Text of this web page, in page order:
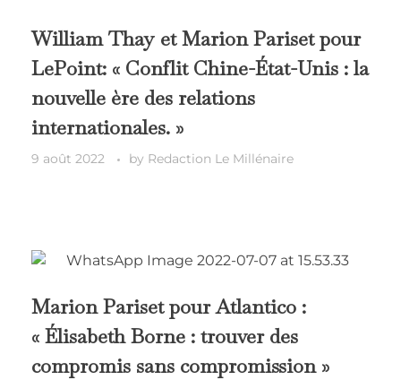
William Thay et Marion Pariset pour
LePoint: « Conflit Chine-État-Unis : la
nouvelle ère des relations
internationales. »
9 août 2022 by Redaction Le Millénaire
Marion Pariset pour Atlantico :
« Élisabeth Borne : trouver des
compromis sans compromission »